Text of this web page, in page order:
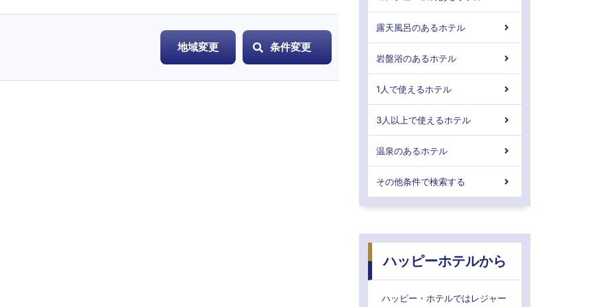
地域変更 条件変更
露天風呂のあるホテル
岩盤浴のあるホテル
1人で使えるホテル
3人以上で使えるホテル
温泉のあるホテル
その他条件で検索する
ハッピーホテルから
ハッピー・ホテルではレジャー